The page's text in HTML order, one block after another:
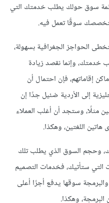
ثمة سوق حولك يطلب خدمتك التي
سوقًا تعمل فيه.
الحواجز الجغرافية بسهولة،
خدمتك، وإنما نقصد زيادة
إقاماتهم، فإن احتمال أن
إلى الأردية ضئيل جدًا إن
مثلًا، وستجد أن أغلب العملاء
اللغتين، وهكذا.
وحجم السوق الذي يطلب تلك
ستأتيك، فخدمات التصميم
سوقها يدفع أجرًا أعلى
البرمجة، وهكذا.